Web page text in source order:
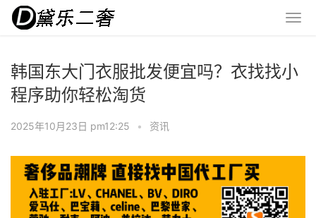
韩国东大门衣服批发便宜吗？衣找找小
程序助你轻松淘货
2025年10月23日 pm12:25 • 资讯